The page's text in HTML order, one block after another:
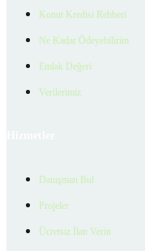
Konut Kredisi Rehberi
Ne Kadar Ödeyebilirim
Emlak Değeri
Verilerimiz
Danışman Bul
Projeler
Ücretsiz İlan Verin